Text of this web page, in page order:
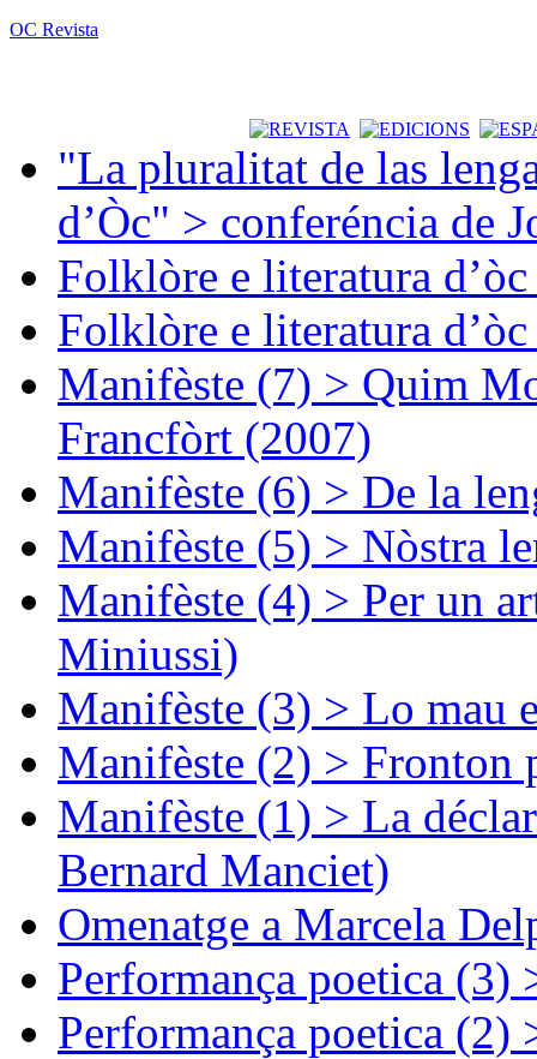
OC Revista
"La pluralitat de las
d’Òc" > conferéncia de
Folklòre e literatura
Folklòre e literatura
Manifèste (7) > Quim
Francfòrt (2007)
Manifèste (6) > De la
Manifèste (5) > Nòstra
Manifèste (4) > Per un
Miniussi)
Manifèste (3) > Lo mau
Manifèste (2) > Fronton
Manifèste (1) > La
Bernard Manciet)
Omenatge a Marcela
Performança poetica (3)
Performança poetica (2)